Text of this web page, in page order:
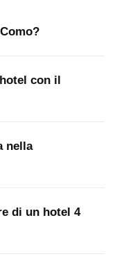
con il
nella
di un hotel 4